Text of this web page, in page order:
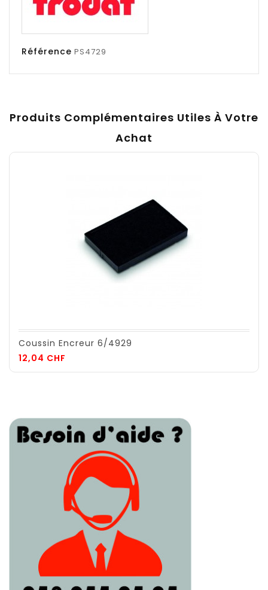
Référence PS4729
Produits Complémentaires Utiles À Votre
Achat
Coussin Encreur 6/4929
12,04 CHF